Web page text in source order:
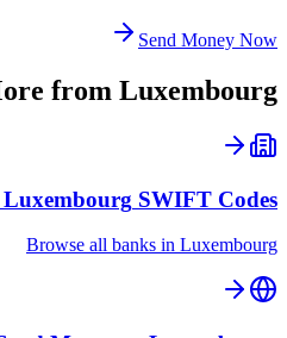
Send Money Now
from Luxembourg
Luxembourg SWIFT Codes
Browse all banks in Luxembourg